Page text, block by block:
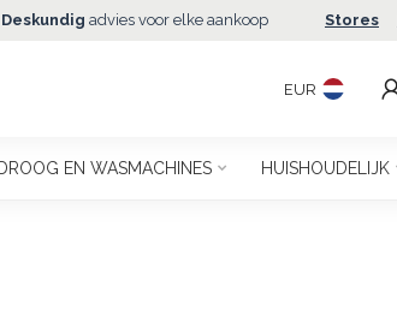
Deskundig advies voor elke aankoop Stores
EUR
DROOG EN WASMACHINES HUISHOUDELIJK